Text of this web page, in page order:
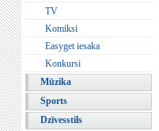
TV
Komiksi
Easyget iesaka
Konkursi
Mūzika
Sports
Dzīvesstils